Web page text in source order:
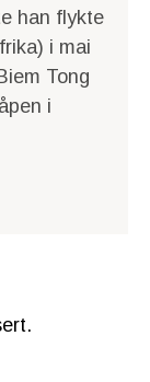
han flykte
i mai
Tong
i